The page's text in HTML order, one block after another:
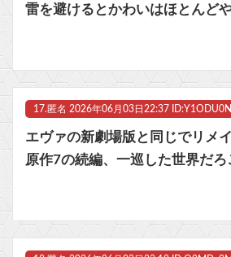
雷を避けるとかわいはほとんど
17. 匿名 2026年06月03日22:37
エヴァの新劇場版と同じでリメ
原作7の続編、一巡した世界だろ